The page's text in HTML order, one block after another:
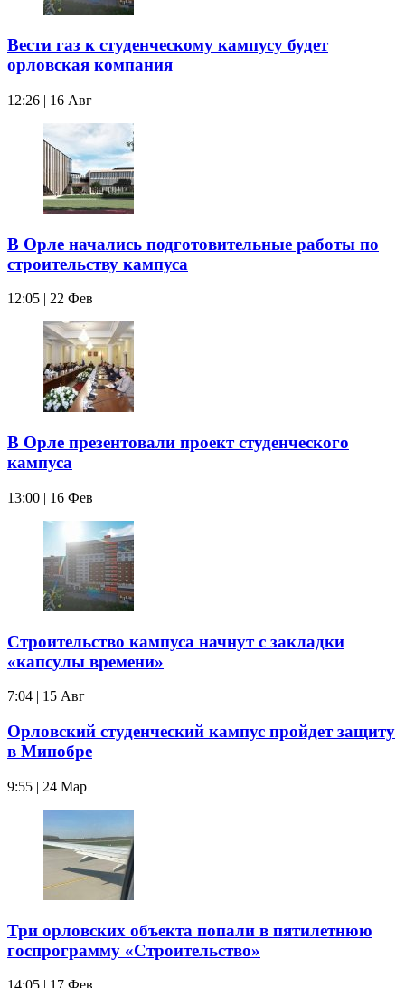
Вести газ к студенческому кампусу будет
орловская компания
12:26 | 16 Авг
В Орле начались подготовительные работы по
строительству кампуса
12:05 | 22 Фев
В Орле презентовали проект студенческого
кампуса
13:00 | 16 Фев
Строительство кампуса начнут с закладки
«капсулы времени»
7:04 | 15 Авг
Орловский студенческий кампус пройдет защиту
в Минобре
9:55 | 24 Мар
Три орловских объекта попали в пятилетнюю
госпрограмму «Строительство»